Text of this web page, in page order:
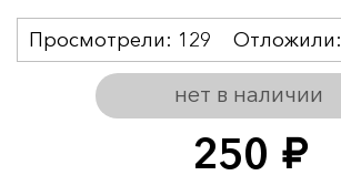
250 руб.
нет в наличии
Просмотрели: 129 Отложили: